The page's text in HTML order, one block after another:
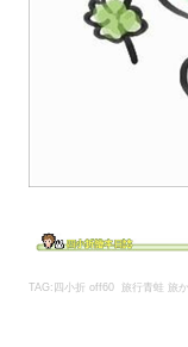
TAG: 四小折 off60 旅行青蛙 旅